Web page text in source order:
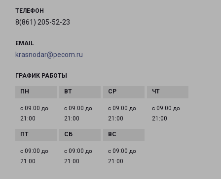
ТЕЛЕФОН
8(861) 205-52-23
EMAIL
krasnodar@pecom.ru
ГРАФИК РАБОТЫ
с 09:00 до
21:00
с 09:00 до
21:00
с 09:00 до
21:00
с 09:00 до
21:00
с 09:00 до
21:00
с 09:00 до
21:00
с 09:00 до
21:00